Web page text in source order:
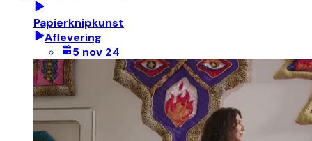
Papierknipkunst
Aflevering
5 nov 24